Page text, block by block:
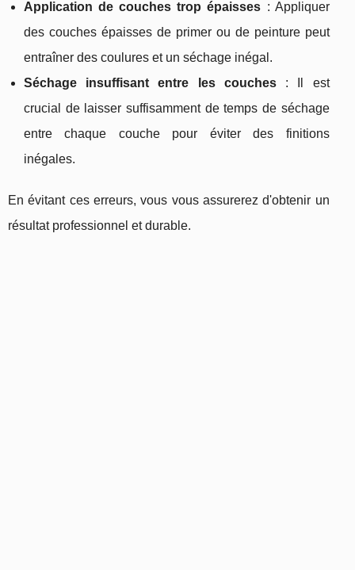
Application de couches trop épaisses : Appliquer
des couches épaisses de primer ou de peinture peut
entraîner des coulures et un séchage inégal.
Séchage insuffisant entre les couches: Il est
crucial de laisser suffisamment de temps de séchage
entre chaque couche pour éviter des finitions
inégales.
En évitant ces erreurs, vous vous assurerez d'obtenir un
résultat professionnel et durable.